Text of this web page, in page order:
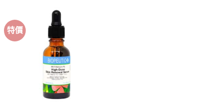
特價